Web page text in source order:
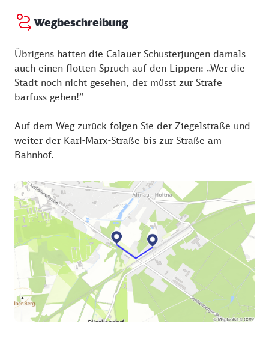
Wegbeschreibung
Übrigens hatten die Calauer Schusterjungen damals
auch einen flotten Spruch auf den Lippen: „Wer die
Stadt noch nicht gesehen, der müsst zur Strafe
barfuss gehen!”
Auf dem Weg zurück folgen Sie der Ziegelstraße und
weiter der Karl-Marx-Straße bis zur Straße am
Bahnhof.